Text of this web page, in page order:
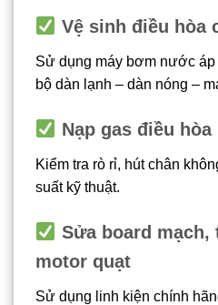
Vệ sinh điều hòa
Sử dụng máy bơm nước
bộ dàn lạnh – dàn nóng –
Nạp gas điều hòa
Kiểm tra rò rỉ, hút chân
suất kỹ thuật.
Sửa board mạch,
motor quạt
Sử dụng linh kiện chính